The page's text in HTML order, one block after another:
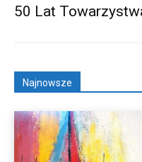
50 Lat
Najnowsze